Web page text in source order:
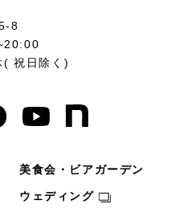
8
( 祝日除く)
美食会・ビアガーデン
ウェディング